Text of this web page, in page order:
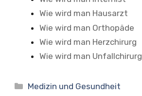
Wie wird man Hausarzt
Wie wird man Orthopäde
Wie wird man Herzchirurg
Wie wird man Unfallchirurg
Kategorien
Medizin und Gesundheit